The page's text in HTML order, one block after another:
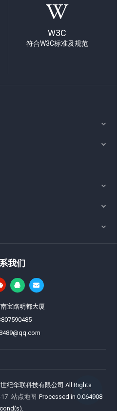
W3C
符合W3C标准及规范
我们
宝路明都大厦
纪华联科技有限公司 All Rights
站点地图 Processed in 0.064908